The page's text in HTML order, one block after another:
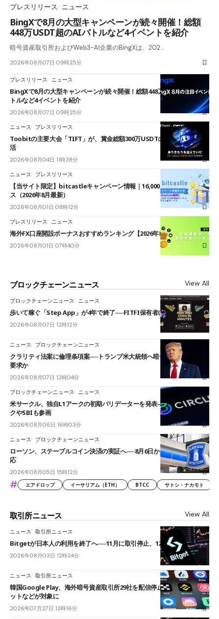
プレスリリース ニュース
BingXで8月の大型キャンペーンが続々開催！総額
448万USDT超のAIバトルなど4イベントを紹介
暗号資産取引所およびWeb3-AI企業のBingXは、202…
2026年08月07日 09時25分
プレスリリース ニュース
BingXで8月の大型キャンペーンが続々開催！総額448万USDT超のAIバ
トルなど4イベントを紹介
2026年08月07日 09時25分
ニュース プレスリリース
Toobitの主要大会「TIFT」が、賞金総額300万USDTのレースとして復
活
2026年08月04日 11時38分
ニュース プレスリリース
【当サイト限定】bitcastleキャンペーン情報｜16,000円口座開設ボーナ
ス（2026年8月最新）
2026年08月01日 08時12分
プレスリリース ニュース
海外FX口座開設ボーナスおすすめランキング【2026年8月最新】
2026年08月01日 07時40分
ブロックチェーンニュース View All
ブロックチェーンニュース ニュース
歩いて稼ぐ「Step App」が4年で終了──FITFI保有者に対応呼びかけ
2026年08月07日 12時12分
ニュース ブロックチェーンニュース
クラリティ法案に倫理条項案──トランプ米大統領へ暗号資産事業の売却
要求か
2026年08月07日 12時04分
ブロックチェーンニュース ニュース
米サークル、独自L1アークの初期バリデーターを発表――ブラックロッ
クやSBIも参画
2026年08月06日 16時03分
ニュース ブロックチェーンニュース
ローソン、ステーブルコイン決済の実証へ──8月6日からJPYCやUSDC対
応
2026年08月05日 15時12分
# エアドロップ イーサリアム（ETH） BTCC サトシ・ナカモト
取引所ニュース View All
ニュース 取引所ニュース
Bitgetが日本人の利用を終了へ──11月に取引停止、12月末に強制決済
2026年08月03日 12時24分
ニュース 取引所ニュース
韓国Google Play、海外暗号資産取引所29社を配信停止──OKXやバイビ
ットなどが対象に
2026年07月27日 12時16分